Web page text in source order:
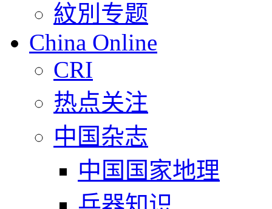
紋別专题
China Online
CRI
热点关注
中国杂志
中国国家地理